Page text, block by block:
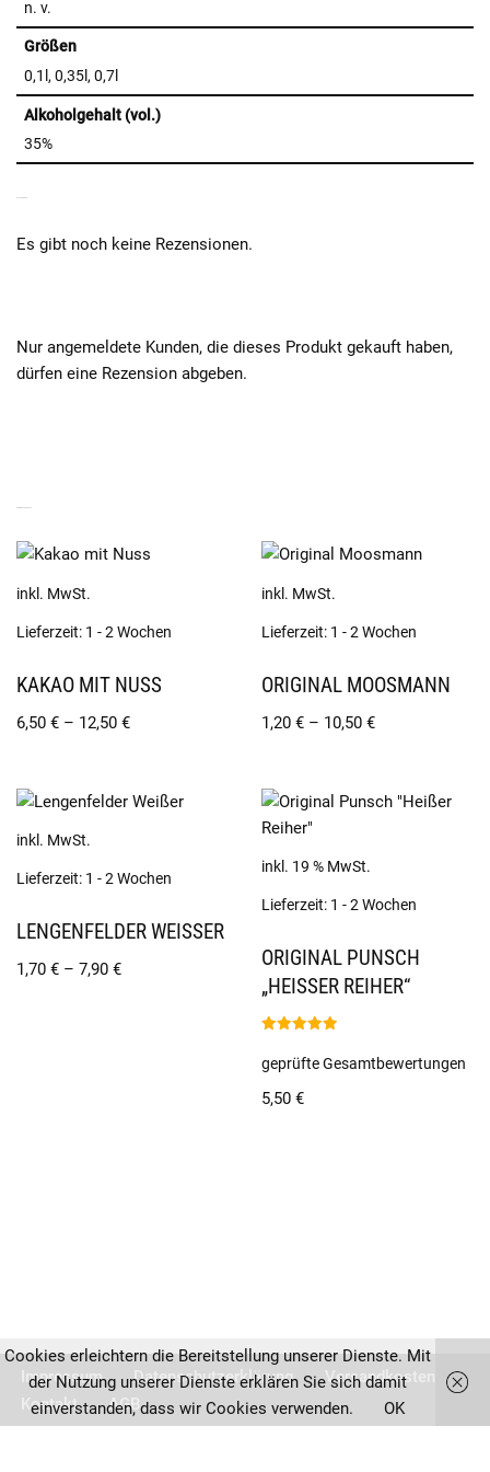
n. v.
Größen
0,1l, 0,35l, 0,7l
Alkoholgehalt (vol.)
35%
Es gibt noch keine Rezensionen.
Nur angemeldete Kunden, die dieses Produkt gekauft haben,
dürfen eine Rezension abgeben.
inkl. MwSt.
Lieferzeit: 1 - 2 Wochen
KAKAO MIT NUSS
6,50 € – 12,50 €
inkl. MwSt.
Lieferzeit: 1 - 2 Wochen
ORIGINAL MOOSMANN
1,20 € – 10,50 €
inkl. MwSt.
Lieferzeit: 1 - 2 Wochen
LENGENFELDER WEISSER
1,70 € – 7,90 €
inkl. 19 % MwSt.
Lieferzeit: 1 - 2 Wochen
ORIGINAL PUNSCH
„HEISSER REIHER“
5.00
geprüfte Gesamtbewertungen
5,50 €
Impressum Datenschutzerklärung
Versandkosten
Kontakt
AGB
Cookies erleichtern die Bereitstellung unserer Dienste. Mit
der Nutzung unserer Dienste erklären Sie sich damit
einverstanden, dass wir Cookies verwenden.
OK